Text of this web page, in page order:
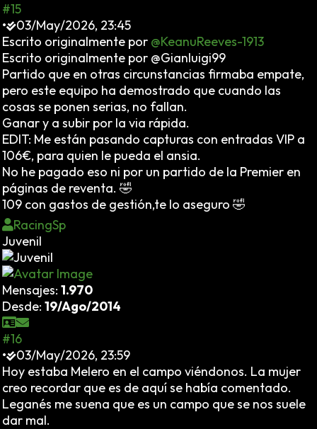
#15
•
03/May/2026, 23:45
Escrito originalmente por @KeanuReeves-1913
Escrito originalmente por @Gianluigi99
Partido que en otras circunstancias firmaba empate,
pero este equipo ha demostrado que cuando las
cosas se ponen serias, no fallan.
Ganar y a subir por la via rápida.
EDIT: Me están pasando capturas con entradas VIP a
106€, para quien le pueda el ansia.
No he pagado eso ni por un partido de la Premier en
páginas de reventa. 🤣
109 con gastos de gestión,te lo aseguro 🤣
RacingSp
Juvenil
Mensajes: 1.970
Desde: 19/Ago/2014
#16
•
03/May/2026, 23:59
Hoy estaba Melero en el campo viéndonos. La mujer
creo recordar que es de aquí se había comentado.
Leganés me suena que es un campo que se nos suele
dar mal.